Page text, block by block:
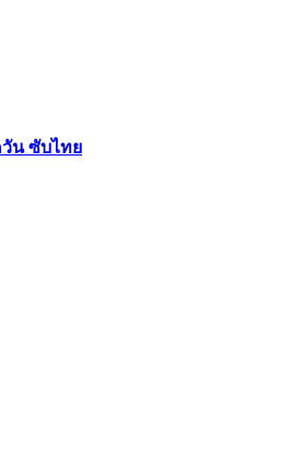
วัน ซับไทย